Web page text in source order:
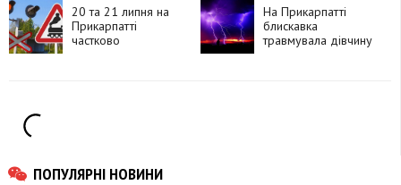
операції
намагався видати
вбивство за
самогубство
20 та 21 липня на
Прикарпатті
частково
На Прикарпатті
блискавка
травмувала дівчину
ПОПУЛЯРНІ НОВИНИ